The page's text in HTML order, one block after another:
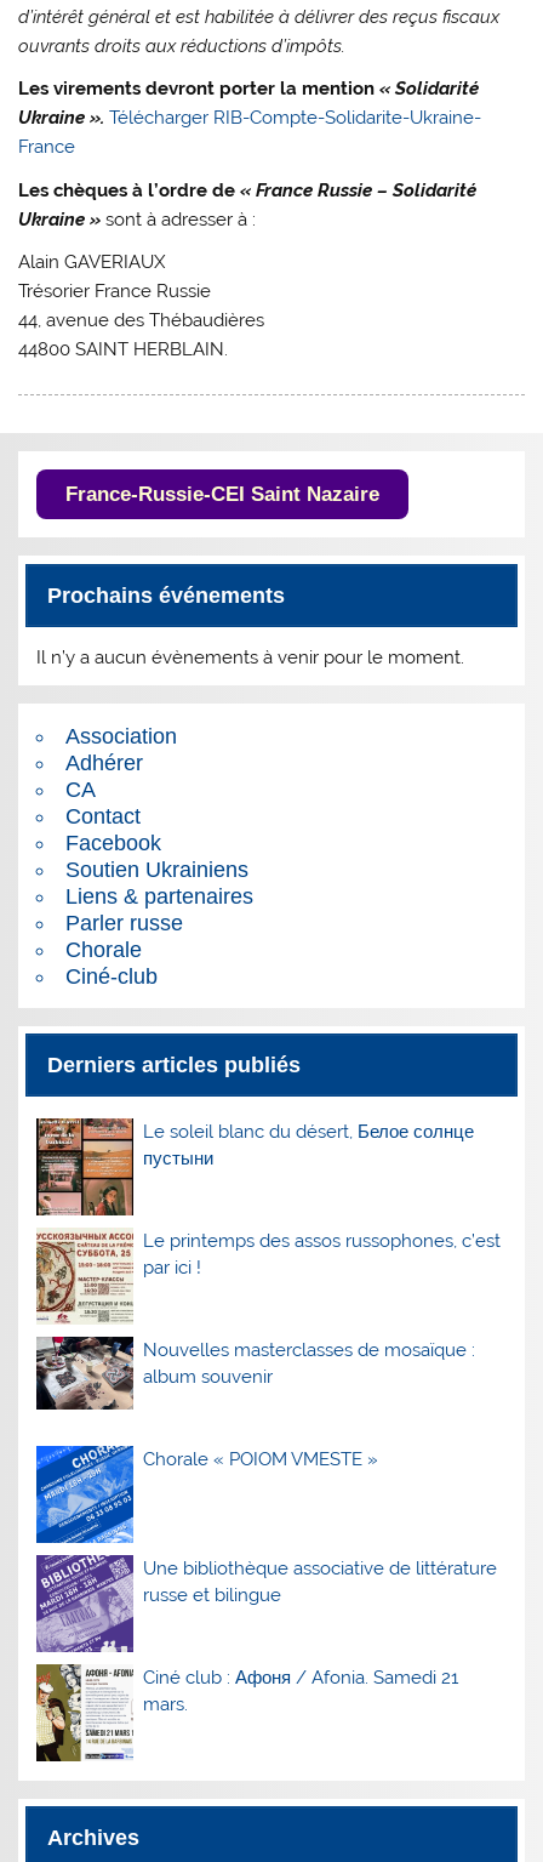
d’intérêt général et est habilitée à délivrer des reçus fiscaux
ouvrants droits aux réductions d’impôts.
Les virements devront porter la mention« Solidarité
Ukraine ». Télécharger RIB-Compte-Solidarite-Ukraine-
France
Les chèques à l’ordre de« France Russie – Solidarité
Ukraine » sont à adresser à :
Alain GAVERIAUX
Trésorier France Russie
44, avenue des Thébaudières
44800 SAINT HERBLAIN.
France-Russie-CEI Saint Nazaire
Prochains événements
Il n’y a aucun évènements à venir pour le moment.
Association
Adhérer
CA
Contact
Facebook
Soutien Ukrainiens
Liens & partenaires
Parler russe
Chorale
Ciné-club
Derniers articles publiés
Le soleil blanc du désert, Белое солнце
пустыни
Le printemps des assos russophones, c’est
par ici !
Nouvelles masterclasses de mosaïque :
album souvenir
Chorale « POIOM VMESTE »
Une bibliothèque associative de littérature
russe et bilingue
Ciné club : Афоня / Afonia. Samedi 21
mars.
Archives